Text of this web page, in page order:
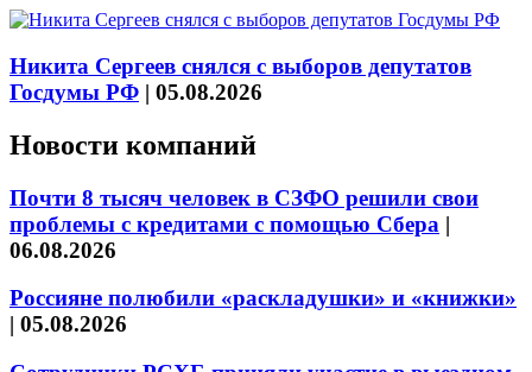
Никита Сергеев снялся с выборов депутатов
Госдумы РФ | 05.08.2026
Новости компаний
Почти 8 тысяч человек в СЗФО решили свои
проблемы с кредитами с помощью Сбера |
06.08.2026
Россияне полюбили «раскладушки» и «книжки»
| 05.08.2026